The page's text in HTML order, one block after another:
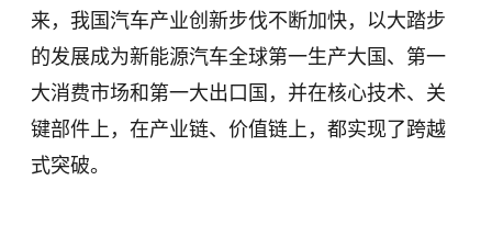
来，我国汽车产业创新步伐不断加快，以大踏步
的发展成为新能源汽车全球第一生产大国、第一
大消费市场和第一大出口国，并在核心技术、关
键部件上，在产业链、价值链上，都实现了跨越
式突破。